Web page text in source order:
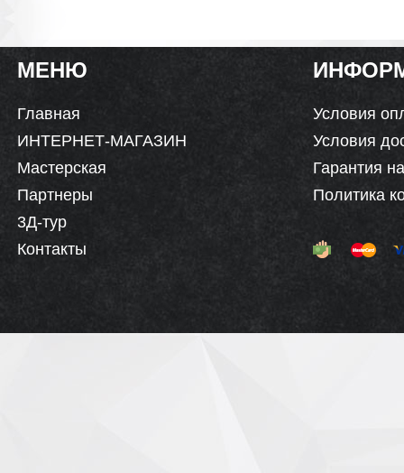
МЕНЮ
Главная
Условия
ИНТЕРНЕТ-МАГАЗИН
Условия
Мастерская
Гарантия
Партнеры
Политика
3Д-тур
Контакты